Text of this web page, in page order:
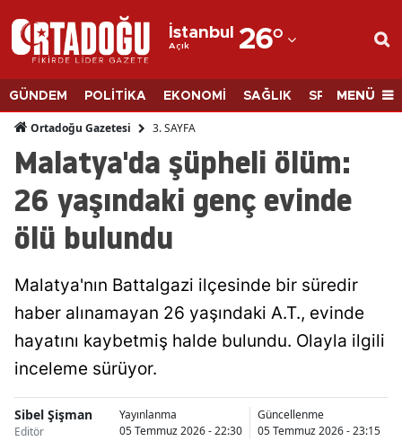
İstanbul
Açık 26°
Adana
Adıyaman
Afyonkarahisar
Ağrı
Amasya
Antalya
Artvin
Aydın
GÜNDEM POLİTİKA EKONOMİ SAĞLIK SPORMENÜ
Ortadoğu Gazetesi 3. SAYFA
Malatya'da şüpheli ölüm:
26 yaşındaki genç evinde
ölü bulundu
Malatya'nın Battalgazi ilçesinde bir süredir
haber alınamayan 26 yaşındaki A.T., evinde
hayatını kaybetmiş halde bulundu. Olayla ilgili
inceleme sürüyor.
Sibel Şişman
Editör
Yayınlanma
05 Temmuz 2026 - 22:30
Güncellenme
05 Temmuz 2026 - 23:15